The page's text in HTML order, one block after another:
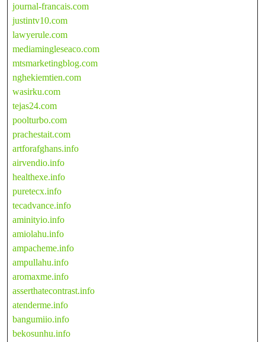
journal-francais.com
justintv10.com
lawyerule.com
mediamingleseaco.com
mtsmarketingblog.com
nghekiemtien.com
wasirku.com
tejas24.com
poolturbo.com
prachestait.com
artforafghans.info
airvendio.info
healthexe.info
puretecx.info
tecadvance.info
aminityio.info
amiolahu.info
ampacheme.info
ampullahu.info
aromaxme.info
asserthatecontrast.info
atenderme.info
bangumiio.info
bekosunhu.info